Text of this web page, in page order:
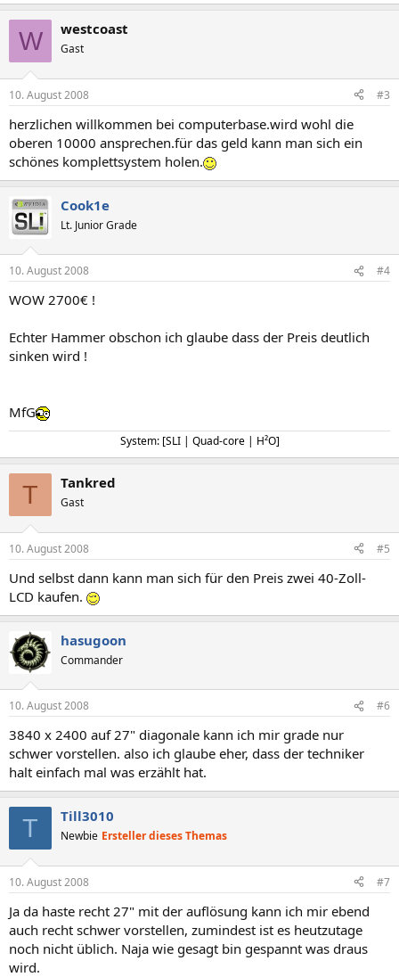
W westcoast
Gast
10. August 2008 #3
herzlichen willkommen bei computerbase.wird wohl die
oberen 10000 ansprechen.für das geld kann man sich ein
schönes komplettsystem holen.
Cook1e
Lt. Junior Grade
10. August 2008 #4
WOW 2700€ !
Echter Hammer obschon ich glaube dass der Preis deutlich
sinken wird !
MfG
System: [SLI | Quad-core | H²O]
T Tankred
Gast
10. August 2008 #5
Und selbst dann kann man sich für den Preis zwei 40-Zoll-
LCD kaufen.
hasugoon
Commander
10. August 2008 #6
3840 x 2400 auf 27" diagonale kann ich mir grade nur
schwer vorstellen. also ich glaube eher, dass der techniker
halt einfach mal was erzählt hat.
T Till3010
Newbie Ersteller dieses Themas
10. August 2008 #7
Ja da haste recht 27" mit der auflösung kann ich mir ebend
auch recht schwer vorstellen, zumindest ist es heutzutage
noch nicht üblich. Naja wie gesagt bin gespannt was draus
wird.